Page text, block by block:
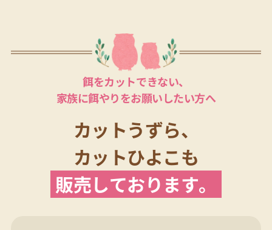
餌をカットできない、
家族に餌やりをお願いしたい方へ
カットうずら、
カットひよこも
販売しております。